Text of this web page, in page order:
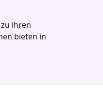
ihren
bieten in